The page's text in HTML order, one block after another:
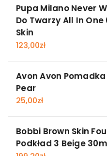
Pupa Milano Never
Do Twarzy All In
Skin
123,00zł
Avon Avon Pomadka
Pear
25,00zł
Bobbi Brown Skin
Podkład 3 Beige